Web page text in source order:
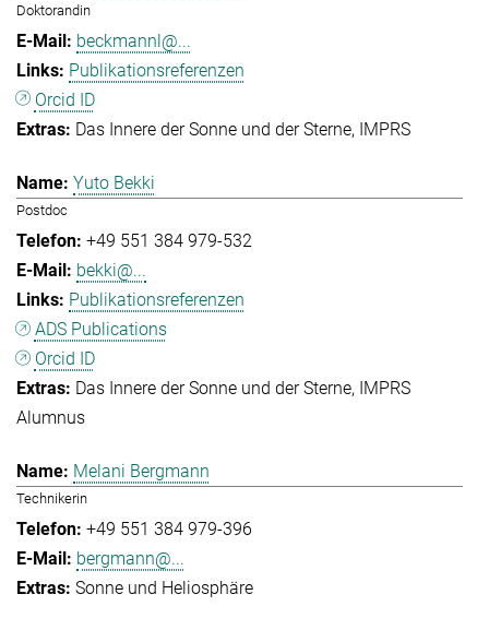
Doktorandin
beckmannl@...
Publikationsreferenzen
Orcid ID
Das Innere der Sonne und der Sterne IMPRS
Yuto Bekki
Postdoc
+49 551 384 979-532
bekki@...
Publikationsreferenzen
ADS Publications
Orcid ID
Das Innere der Sonne und der Sterne IMPRS
Alumnus
Melani Bergmann
Technikerin
+49 551 384 979-396
bergmann@...
Sonne und Heliosphäre